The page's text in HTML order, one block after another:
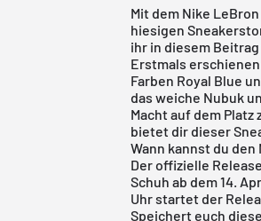
Mit dem Nike
hiesigen
ihr in diesem Beitrag
Erstmals
Farben Royal Blue
das weiche Nubuk
Macht auf dem
bietet dir dieser
Wann kannst du den
Der offizielle
Schuh ab dem 14.
Uhr startet der
Speichert euch